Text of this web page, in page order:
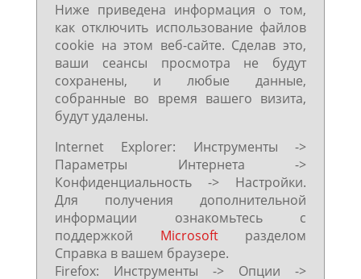
Ниже приведена информация о том,
как отключить использование файлов
cookie на этом веб-сайте. Сделав это,
ваши сеансы просмотра не будут
сохранены, и любые данные,
собранные во время вашего визита,
будут удалены.
Internet Explorer: Инструменты ->
Параметры Интернета ->
Конфиденциальность -> Настройки.
Для получения дополнительной
информации ознакомьтесь с
поддержкой Microsoftразделом
Справка в вашем браузере.
Firefox: Инструменты -> Опции ->